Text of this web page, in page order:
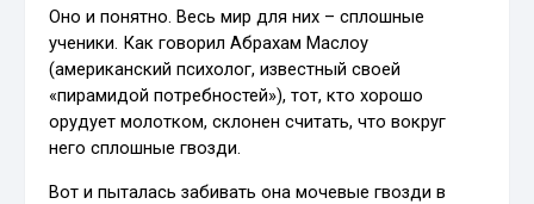
Оно и понятно. Весь мир для них – сплошные
ученики. Как говорил Абрахам Маслоу
(американский психолог, известный своей
«пирамидой потребностей»), тот, кто хорошо
орудует молотком, склонен считать, что вокруг
него сплошные гвозди.
Вот и пыталась забивать она мочевые гвозди в